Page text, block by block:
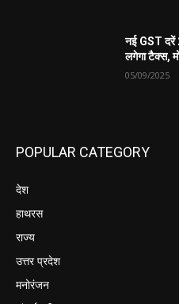
नई GST दरें
लगेगा टैक्स,
05/09/2025
POPULAR CATEGORY
देश
हाथरस
राज्य
उत्तर प्रदेश
मनोरंजन